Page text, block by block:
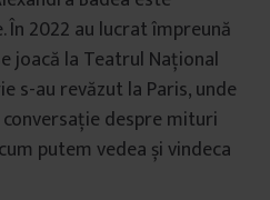
2022 au lucrat împreună
joacă la Teatrul Național
s-au revăzut la Paris, unde
despre mituri
putem vedea și vindeca